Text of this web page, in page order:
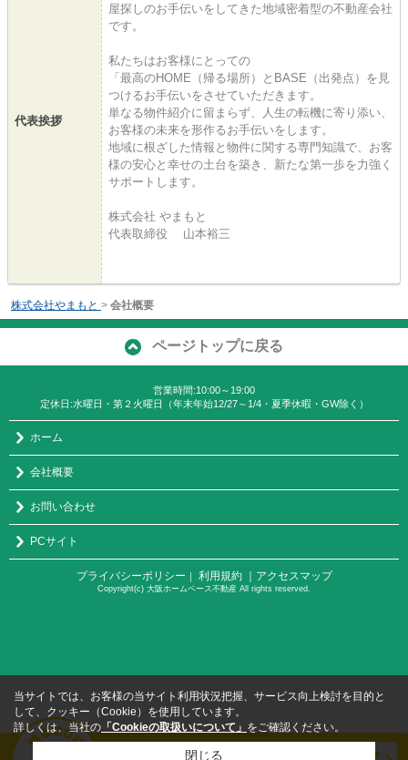
代表挨拶
屋探しのお手伝いをしてきた地域密着型の不動産会社
です。
私たちはお客様にとっての
「最高のHOME（帰る場所）とBASE（出発点）を見
つけるお手伝いをさせていただきます。
単なる物件紹介に留まらず、人生の転機に寄り添い、
お客様の未来を形作るお手伝いをします。
地域に根ざした情報と物件に関する専門知識で、お客
様の安心と幸せの土台を築き、新たな第一歩を力強く
サポートします。
株式会社 やまもと
代表取締役 山本裕三
株式会社やまもと > 会社概要
ページトップに戻る
営業時間:10:00～19:00
定休日:水曜日・第２火曜日（年末年始12/27～1/4・夏季休暇・GW除く）
ホーム
会社概要
お問い合わせ
PCサイト
プライバシーポリシー ｜ 利用規約 ｜アクセスマップ
Copyright(c) 大阪ホームベース不動産 All rights reserved.
当サイトでは、お客様の当サイト利用状況把握、サービス向上検討を目的と
して、クッキー（Cookie）を使用しています。
詳しくは、当社の 「Cookieの取扱いについて」 をご確認ください。
閉じる